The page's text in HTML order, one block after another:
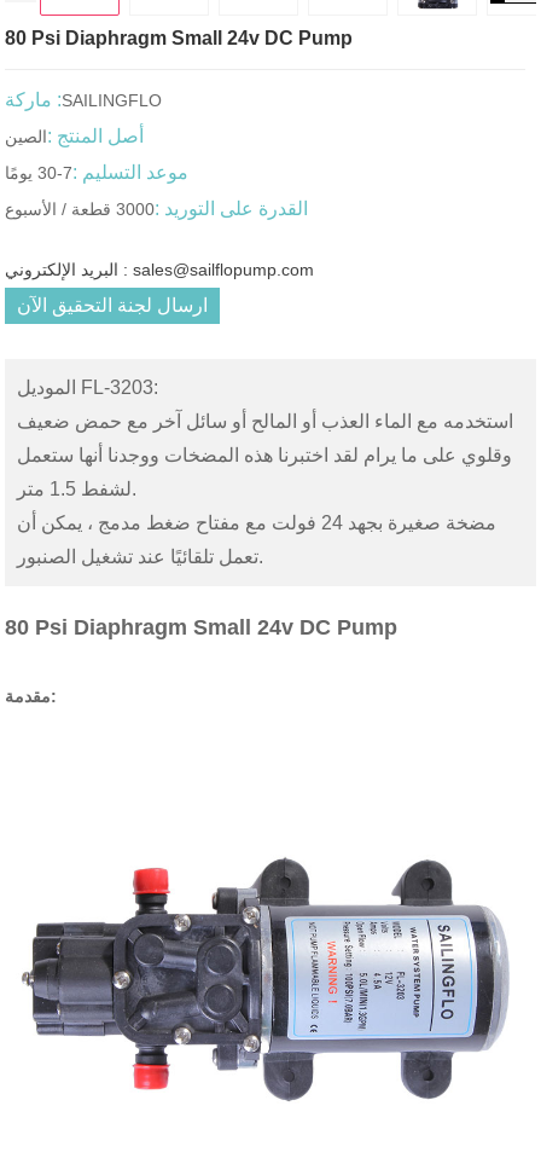
80 Psi Diaphragm Small 24v DC Pump
ماركة :SAILINGFLO
أصل المنتج :الصين
موعد التسليم :7-30 يومًا
القدرة على التوريد :3000 قطعة / الأسبوع
البريد الإلكتروني : sales@sailflopump.com
ارسال لجنة التحقيق الآن
الموديل FL-3203:
استخدمه مع الماء العذب أو المالح أو سائل آخر مع حمض ضعيف
وقلوي على ما يرام لقد اختبرنا هذه المضخات ووجدنا أنها ستعمل
لشفط 1.5 متر.
مضخة صغيرة بجهد 24 فولت مع مفتاح ضغط مدمج ، يمكن أن
تعمل تلقائيًا عند تشغيل الصنبور.
80 Psi Diaphragm Small 24v DC Pump
مقدمة: